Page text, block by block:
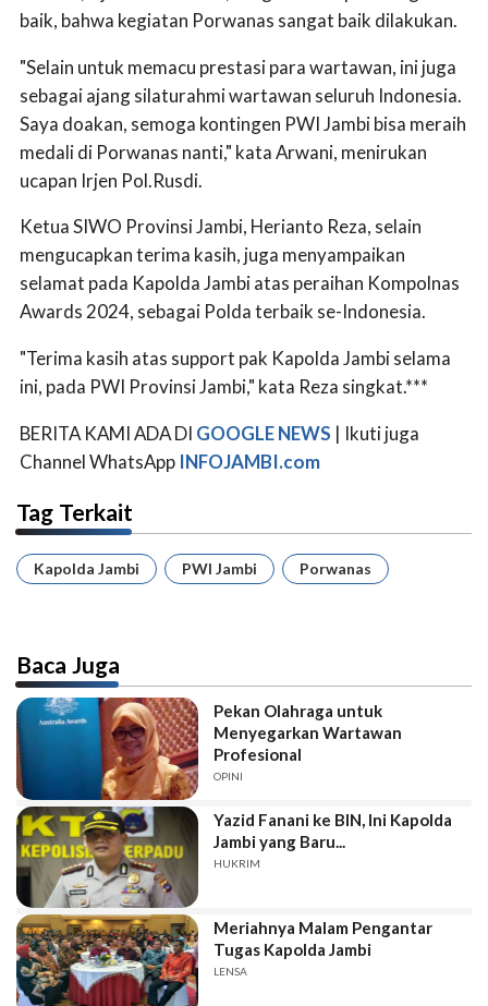
baik, bahwa kegiatan Porwanas sangat baik dilakukan.
"Selain untuk memacu prestasi para wartawan, ini juga
sebagai ajang silaturahmi wartawan seluruh Indonesia.
Saya doakan, semoga kontingen PWI Jambi bisa meraih
medali di Porwanas nanti," kata Arwani, menirukan
ucapan Irjen Pol.Rusdi.
Ketua SIWO Provinsi Jambi, Herianto Reza, selain
mengucapkan terima kasih, juga menyampaikan
selamat pada Kapolda Jambi atas peraihan Kompolnas
Awards 2024, sebagai Polda terbaik se-Indonesia.
"Terima kasih atas support pak Kapolda Jambi selama
ini, pada PWI Provinsi Jambi," kata Reza singkat.***
BERITA KAMI ADA DI GOOGLE NEWS | Ikuti juga
Channel WhatsApp INFOJAMBI.com
Tag Terkait
Kapolda Jambi PWI Jambi Porwanas
Baca Juga
Pekan Olahraga untuk
Menyegarkan Wartawan
Profesional
OPINI
Yazid Fanani ke BIN, Ini Kapolda
Jambi yang Baru...
HUKRIM
Meriahnya Malam Pengantar
Tugas Kapolda Jambi
LENSA